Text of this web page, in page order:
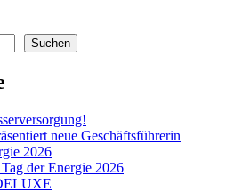
Suchen
neue Geschäftsführerin
2026
der Energie 2026